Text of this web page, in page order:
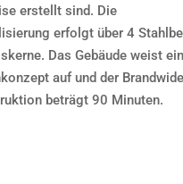
erstellt sind. Die
erfolgt über 4
Das Gebäude weist ein
auf und der
beträgt 90 Minuten.